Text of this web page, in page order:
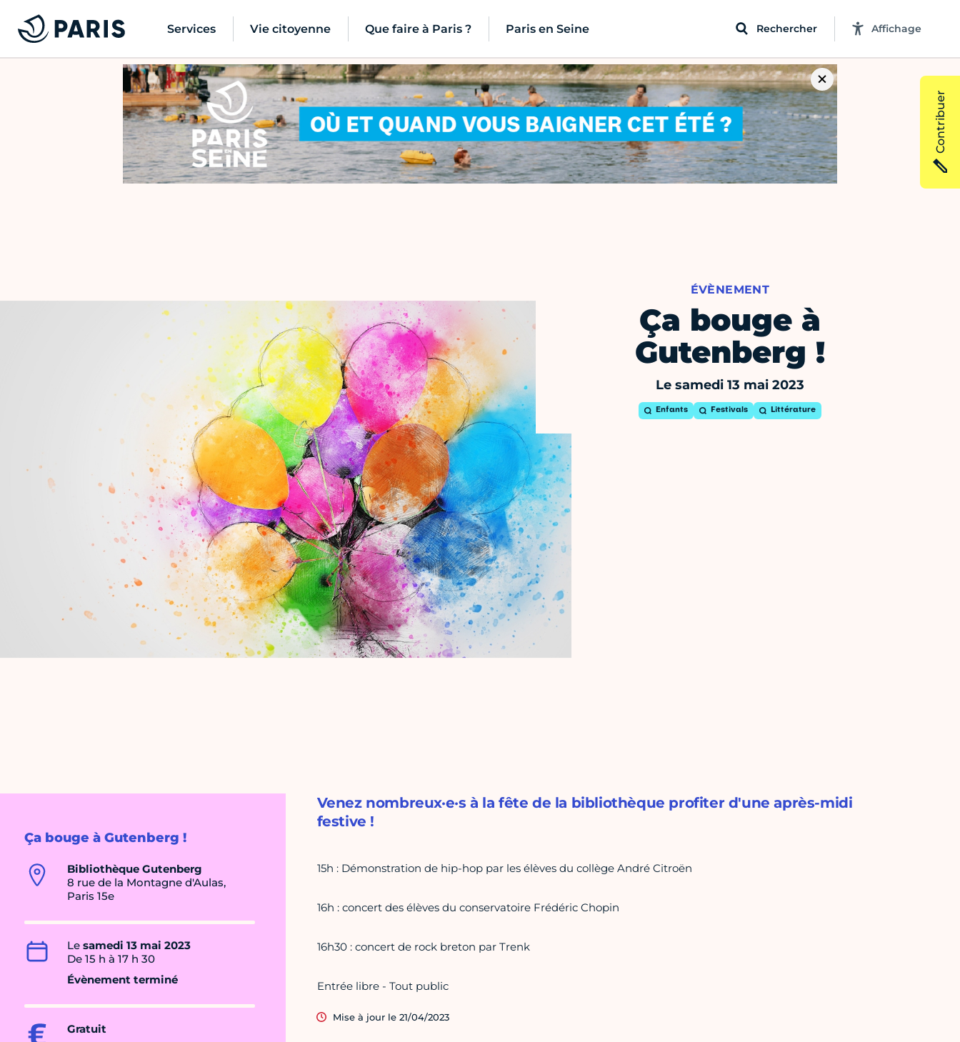
Services Vie citoyenne Que faire à Paris ? Paris en Seine Rechercher Affichage
ÉVÈNEMENT
Ça bouge à
Gutenberg !
Le samedi 13 mai 2023
Enfants Festivals Littérature
Ça bouge à Gutenberg !
Bibliothèque Gutenberg
8 rue de la Montagne d'Aulas,
Paris 15e
Le samedi 13 mai 2023
De 15 h à 17 h 30
Évènement terminé
Gratuit
Venez nombreux·e·s à la fête de la bibliothèque profiter d'une après-midi
festive !
15h : Démonstration de hip-hop par les élèves du collège André Citroën
16h : concert des élèves du conservatoire Frédéric Chopin
16h30 : concert de rock breton par Trenk
Entrée libre - Tout public
Mise à jour le 21/04/2023
Contribuer